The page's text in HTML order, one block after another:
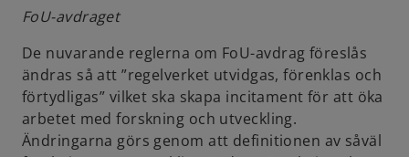
b
FoU-avdraget
De nuvarande reglerna om FoU-avdrag föreslås
ändras så att ”regelverket utvidgas, förenklas och
förtydligas” vilket ska skapa incitament för att öka
arbetet med forskning och utveckling.
Ändringarna görs genom att definitionen av såväl